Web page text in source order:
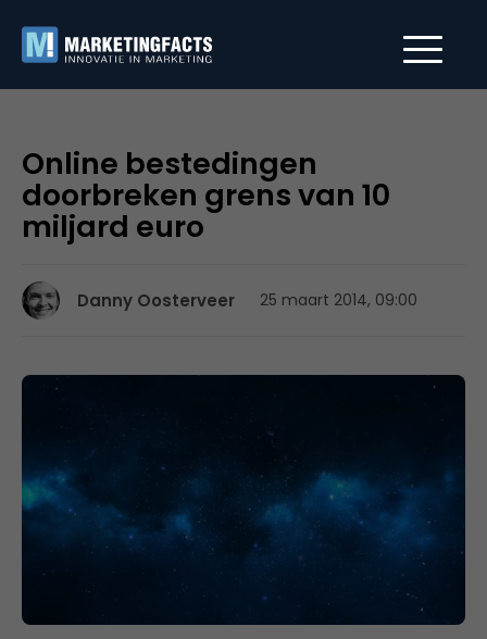
Online bestedingen
doorbreken grens van 10
miljard euro
Danny Oosterveer 25 maart 2014, 09:00